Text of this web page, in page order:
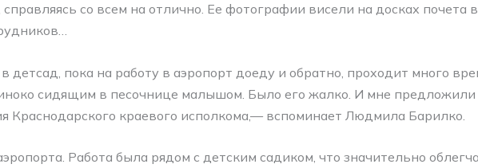
со всем на отлично. Ее фотографии висели на досках почета
пока на работу в аэропорт доеду и обратно, проходит много
сидящим в песочнице малышом. Было его жалко. И мне предложили
Краснодарского краевого исполкома,— вспоминает Людмила Барилко.
Работа была рядом с детским садиком, что значительно